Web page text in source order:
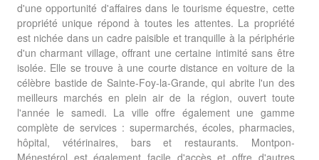
d'une opportunité d'affaires dans le tourisme équestre, cette
propriété unique répond à toutes les attentes. La propriété
est nichée dans un cadre paisible et tranquille à la périphérie
d'un charmant village, offrant une certaine intimité sans être
isolée. Elle se trouve à une courte distance en voiture de la
célèbre bastide de Sainte-Foy-la-Grande, qui abrite l'un des
meilleurs marchés en plein air de la région, ouvert toute
l'année le samedi. La ville offre également une gamme
complète de services : supermarchés, écoles, pharmacies,
hôpital, vétérinaires, bars et restaurants. Montpon-